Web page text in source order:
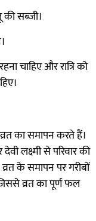
सब्जी।
चाहिए और रात्रि को
का समापन करते हैं।
लक्ष्मी से परिवार की
के समापन पर गरीबों
व्रत का पूर्ण फल